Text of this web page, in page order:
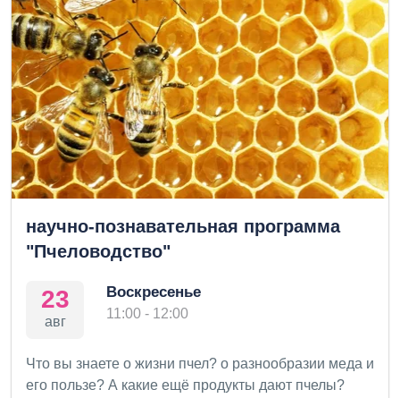
научно-познавательная программа
"Пчеловодство"
23
авг
Воскресенье
11:00 - 12:00
Что вы знаете о жизни пчел? о разнообразии меда и
его пользе? А какие ещё продукты дают пчелы?